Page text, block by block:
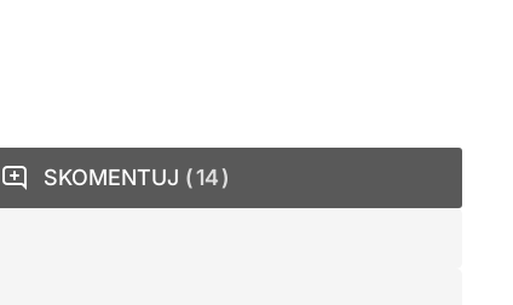
SKOMENTUJ 14